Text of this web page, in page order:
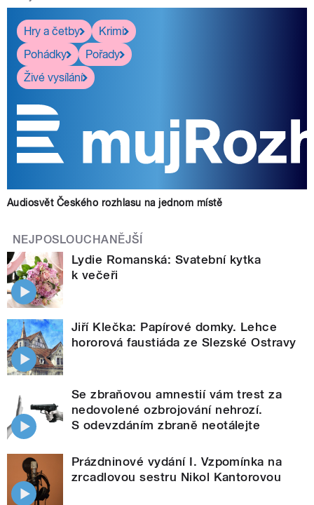
Hry a četby
Krimi
Pohádky
Pořady
Živé vysílání
Audiosvět Českého rozhlasu na jednom místě
NEJPOSLOUCHANĚJŠÍ
Lydie Romanská: Svatební kytka
k večeři
Jiří Klečka: Papírové domky. Lehce
hororová faustiáda ze Slezské Ostravy
Se zbraňovou amnestií vám trest za
nedovolené ozbrojování nehrozí.
S odevzdáním zbraně neotálejte
Prázdninové vydání I. Vzpomínka na
zrcadlovou sestru Nikol Kantorovou